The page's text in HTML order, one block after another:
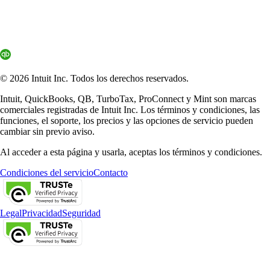
© 2026 Intuit Inc. Todos los derechos reservados.
Intuit, QuickBooks, QB, TurboTax, ProConnect y Mint son marcas
comerciales registradas de Intuit Inc. Los términos y condiciones, las
funciones, el soporte, los precios y las opciones de servicio pueden
cambiar sin previo aviso.
Al acceder a esta página y usarla, aceptas los términos y condiciones.
Condiciones del servicioContacto
LegalPrivacidadSeguridad